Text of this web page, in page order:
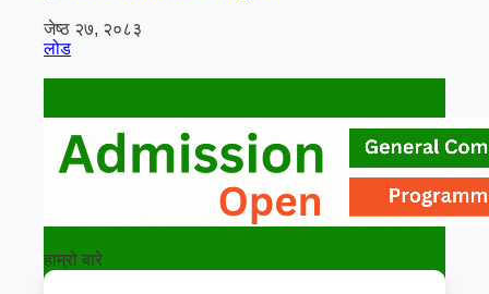
जेष्ठ २७, २०८३
लोड
हाम्रो बारे